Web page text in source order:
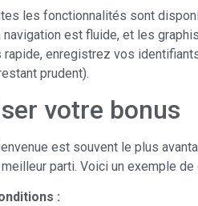
les fonctionnalités sont
navigation est fluide, et les
rapide, enregistrez vos
prudent).
votre bonus
est souvent le plus
parti. Voici un exemple
: